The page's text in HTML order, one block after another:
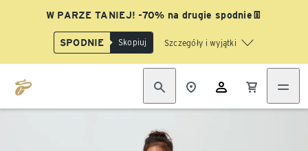
W PARZE TANIEJ! -70% na drugie spodnie👖
SPODNIE Skopiuj Szczegóły i wyjątki